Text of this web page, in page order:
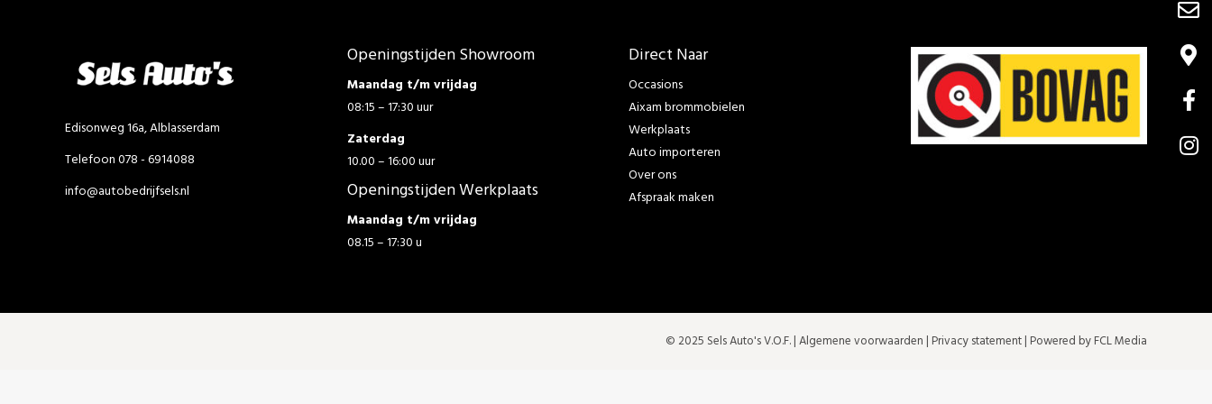
Edisonweg 16a, Alblasserdam
Telefoon 078 - 6914088
info@autobedrijfsels.nl
Openingstijden Showroom
Maandag t/m vrijdag
08:15 – 17:30 uur
Zaterdag
10.00 – 16:00 uur
Openingstijden Werkplaats
Maandag t/m vrijdag
08.15 – 17:30 u
Direct Naar
Occasions
Aixam brommobielen
Werkplaats
Auto importeren
Over ons
Afspraak maken
© 2025 Sels Auto's V.O.F. |Algemene voorwaarden | Privacy statement| Powered by FCL Media